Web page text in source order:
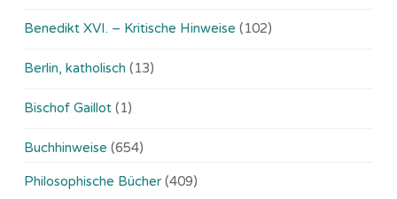
Benedikt XVI. – Kritische Hinweise (102)
Berlin, katholisch (13)
Bischof Gaillot (1)
Buchhinweise (654)
Philosophische Bücher (409)